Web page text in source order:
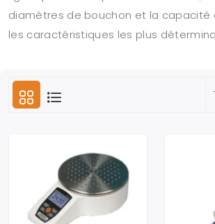
diamètres de bouchon et la capacité
les caractéristiques les plus